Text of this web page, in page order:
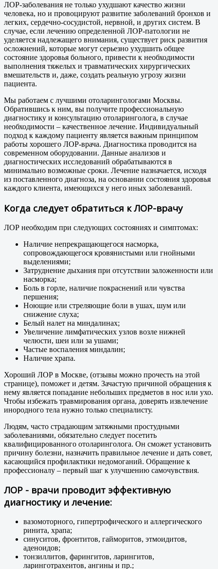
ЛОР-заболевания не только ухудшают качество жизни
человека, но и провоцируют развитие заболеваний бронхов и
легких, сердечно-сосудистой, нервной, и других систем. В
случае, если лечению определенной ЛОР-патологии не
уделяется надлежащего внимания, существует риск развития
осложнений, которые могут серьезно ухудшить общее
состояние здоровья больного, привести к необходимости
выполнения тяжелых и травматических хирургических
вмешательств и, даже, создать реальную угрозу жизни
пациента.
Мы работаем с лучшими отоларингологами Москвы.
Обратившись к ним, вы получите профессиональную
диагностику и консультацию отоларинголога, в случае
необходимости – качественное лечение. Индивидуальный
подход к каждому пациенту является важным принципом
работы хорошего ЛОР-врача. Диагностика проводится на
современном оборудовании. Данные анализов и
диагностических исследований обрабатываются в
минимально возможные сроки. Лечение назначается, исходя
из поставленного диагноза, на основании состояния здоровья
каждого клиента, имеющихся у него иных заболеваний.
Когда следует обратиться к ЛОР-врачу
ЛОР необходим при следующих состояниях и симптомах:
Наличие непрекращающегося насморка,
сопровождающегося кровянистыми или гнойными
выделениями;
Затруднение дыхания при отсутствии заложенности или
насморка;
Боль в горле, наличие покраснений или чувства
першения;
Ноющие или стреляющие боли в ушах, шум или
снижение слуха;
Белый налет на миндалинах;
Увеличение лимфатических узлов возле нижней
челюсти, шеи или за ушами;
Частые воспаления миндалин;
Наличие храпа.
Хороший ЛОР в Москве, (отзывы можно прочесть на этой
странице), поможет и детям. Зачастую причиной обращения к
нему является попадание небольших предметов в нос или ухо.
Чтобы избежать травмирования органа, доверять извлечение
инородного тела нужно только специалисту.
Людям, часто страдающим затяжными простудными
заболеваниями, обязательно следует посетить
квалифицированного отоларинголога. Он сможет установить
причину болезни, назначить правильное лечение и дать совет,
касающийся профилактики недомоганий. Обращение к
профессионалу – первый шаг к улучшению самочувствия.
ЛОР - врачи проводит эффективную
диагностику и лечение:
вазомоторного, гипертрофического и аллергического
ринита, храпа;
синуситов, фронтитов, гайморитов, этмоидитов,
аденоидов;
тонзиллитов, фарингитов, ларингитов,
ларинготрахеитов, ангины и пр.;